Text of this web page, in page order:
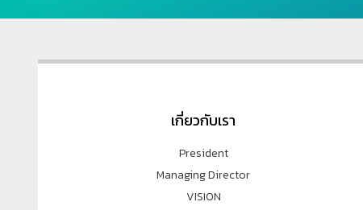
เกี่ยวกับเรา
President
Managing Director
VISION